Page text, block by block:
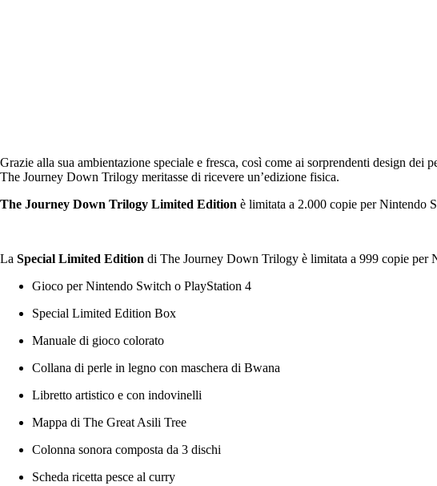
Grazie alla sua ambientazione speciale e fresca, così come ai sorprendenti design
The Journey Down Trilogy meritasse di ricevere un’edizione fisica.
The Journey Down Trilogy Limited Edition è limitata a 2.000 copie per Nintendo
La Special Limited Edition di The Journey Down Trilogy è limitata a 999 copie per
Gioco per Nintendo Switch o PlayStation 4
Special Limited Edition Box
Manuale di gioco colorato
Collana di perle in legno con maschera di Bwana
Libretto artistico e con indovinelli
Mappa di The Great Asili Tree
Colonna sonora composta da 3 dischi
Scheda ricetta pesce al curry